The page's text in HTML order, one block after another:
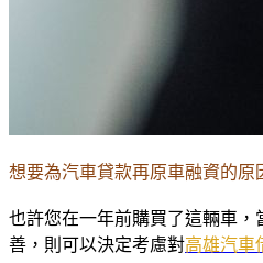
想要為汽車貸款再原車融資的原
也許您在一年前購買了這輛車
善，則可以決定考慮對高雄汽車